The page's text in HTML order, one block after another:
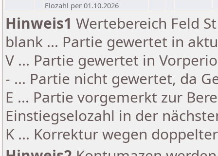
Elozahl per 01.10.2026
Hinweis1 Wertebereich Feld
blank ... Partie gewertet in
V ... Partie gewertet in
- ... Partie nicht gewertet, da
E ... Partie vorgemerkt zur
Einstiegselozahl in der
K ... Korrektur wegen